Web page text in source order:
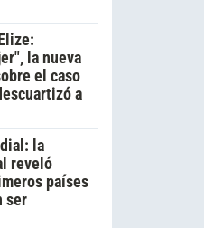
la nueva
el caso
a
la
reveló
países
ser